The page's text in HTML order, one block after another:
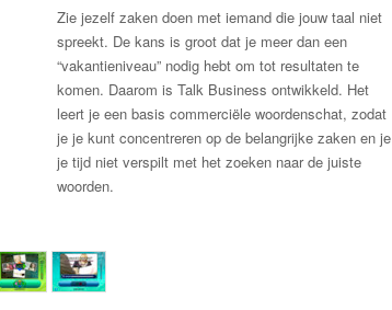
Zie jezelf zaken doen met iemand die jouw taal niet
spreekt. De kans is groot dat je meer dan een
“vakantieniveau” nodig hebt om tot resultaten te
komen. Daarom is Talk Business ontwikkeld. Het
leert je een basis commerciële woordenschat, zodat
je je kunt concentreren op de belangrijke zaken en je
je tijd niet verspilt met het zoeken naar de juiste
woorden.